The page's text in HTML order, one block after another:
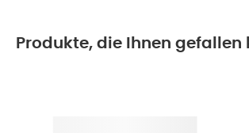
Produkte, die Ihnen gefallen